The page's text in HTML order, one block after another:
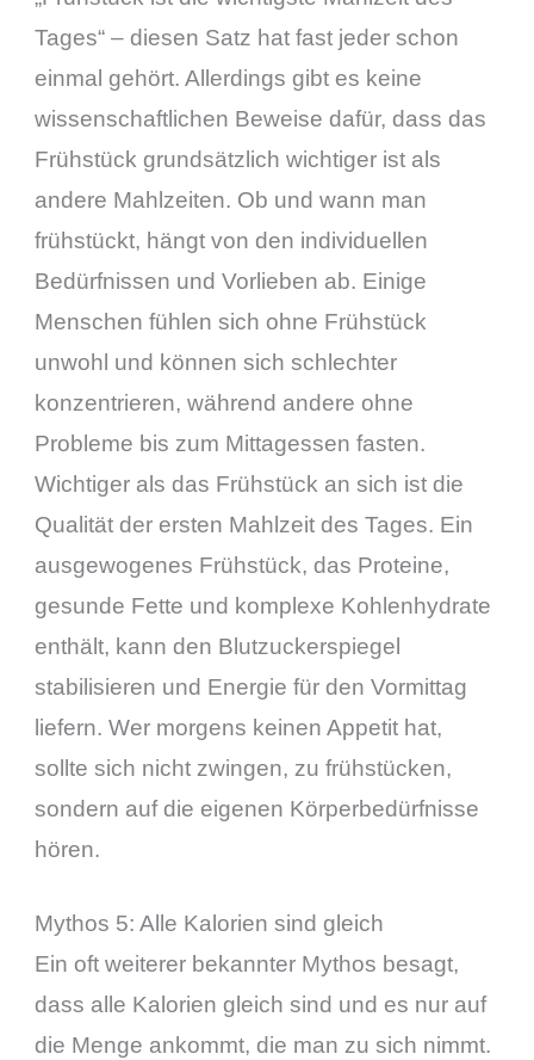
Tages“ – diesen Satz hat fast jeder schon
einmal gehört. Allerdings gibt es keine
wissenschaftlichen Beweise dafür, dass das
Frühstück grundsätzlich wichtiger ist als
andere Mahlzeiten. Ob und wann man
frühstückt, hängt von den individuellen
Bedürfnissen und Vorlieben ab. Einige
Menschen fühlen sich ohne Frühstück
unwohl und können sich schlechter
konzentrieren, während andere ohne
Probleme bis zum Mittagessen fasten.
Wichtiger als das Frühstück an sich ist die
Qualität der ersten Mahlzeit des Tages. Ein
ausgewogenes Frühstück, das Proteine,
gesunde Fette und komplexe Kohlenhydrate
enthält, kann den Blutzuckerspiegel
stabilisieren und Energie für den Vormittag
liefern. Wer morgens keinen Appetit hat,
sollte sich nicht zwingen, zu frühstücken,
sondern auf die eigenen Körperbedürfnisse
hören.
Mythos 5: Alle Kalorien sind gleich
Ein oft weiterer bekannter Mythos besagt,
dass alle Kalorien gleich sind und es nur auf
die Menge ankommt, die man zu sich nimmt.